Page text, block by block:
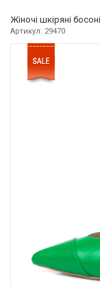
Жіночі шкіряні
Артикул: 29470